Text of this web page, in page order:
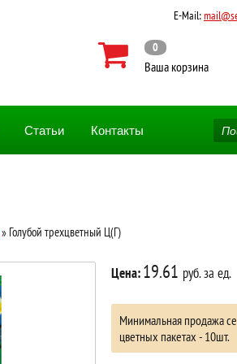
E-Mail:
0
Ваша корзина
Статьи Контакты
» Голубой трехцветный Ц(Г)
Цена:19.61 руб. за ед.
Минимальная продажа
цветных пакетах - 10шт.